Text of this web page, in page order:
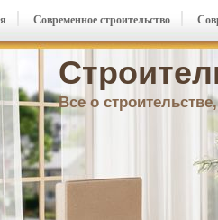
Все о
Современное строительство